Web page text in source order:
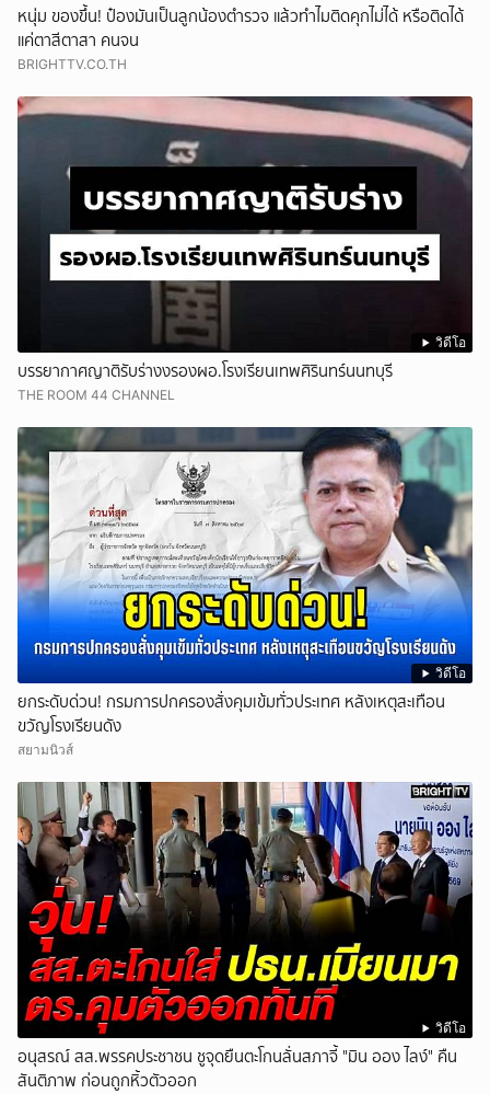
หนุ่ม ของขึ้น! ป๋องมันเป็นลูกน้องตำรวจ แล้วทำไมติดคุกไม่ได้ หรือติดได้
แค่ตาสีตาสา คนจน
BRIGHTTV.CO.TH
วิดีโอ
บรรยากาศญาติรับร่างงรองผอ.โรงเรียนเทพศิรินทร์นนทบุรี
THE ROOM 44 CHANNEL
วิดีโอ
ยกระดับด่วน! กรมการปกครองสั่งคุมเข้มทั่วประเทศ หลังเหตุสะเทือน
ขวัญโรงเรียนดัง
สยามนิวส์
วิดีโอ
อนุสรณ์ สส.พรรคประชาชน ชูจุดยืนตะโกนลั่นสภาจี้ "มิน ออง ไลง์" คืน
สันติภาพ ก่อนถูกหิ้วตัวออก